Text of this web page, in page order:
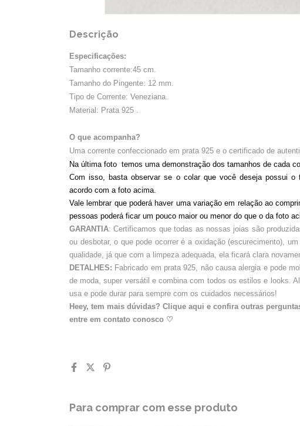
Descrição
Especificações:
Tamanho corrente:45 cm.
Tamanho do Pingente: 12 mm.
Tipo de Corrente: Veneziana.
Material: Prata 925 .
O que acompanha?
Uma corrente confeccionado em prata 925 e o certificado de
Na última foto temos uma demonstração dos tamanhos de cada
Com isso, basta observar se o colar que você deseja possui o
acordo com a foto acima.
Vale lembrar que poderá haver uma variação em relação ao
pessoas poderá ficar um pouco maior ou menor do que o da foto
GARANTIA: Certificamos que todas as nossas joias são
ou desbotar, o que pode ocorrer é a oxidação (escurecimento),
qualidade, já que com a limpeza adequada, ela ficará clara
DETALHES: Fabricado em prata 925, não causa alergia e pode
de moda, super versátil e combina com todos os estilos e looks.
usa e pode durar para sempre com os cuidados necessários!
Heey, tem mais dúvidas? Clique aqui e confira outras
entre em contato conosco ♡
Para comprar com esse produto